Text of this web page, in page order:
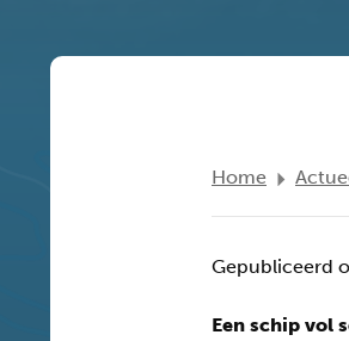
Home
Gepubliceerd
Een schip vol